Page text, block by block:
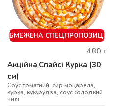
ОБМЕЖЕНА СПЕЦПРОПОЗИЦІЯ
480 г
Акційна Спайсі Курка (30
см)
Соус томатний, сир моцарела,
курка, кукурудза, соус солодкий
чилі